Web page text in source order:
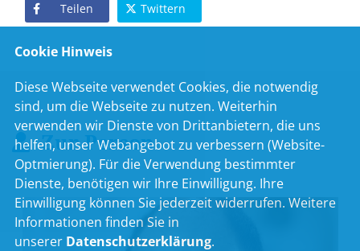
Teilen Twittern
Zur Person
Cookie Hinweis
Diese Webseite verwendet Cookies, die notwendig
sind, um die Webseite zu nutzen. Weiterhin
verwenden wir Dienste von Drittanbietern, die uns
helfen, unser Webangebot zu verbessern (Website-
Optmierung). Für die Verwendung bestimmter
Dienste, benötigen wir Ihre Einwilligung. Ihre
Einwilligung können Sie jederzeit widerrufen. Weitere
Informationen finden Sie in
unserer Datenschutzerklärung.